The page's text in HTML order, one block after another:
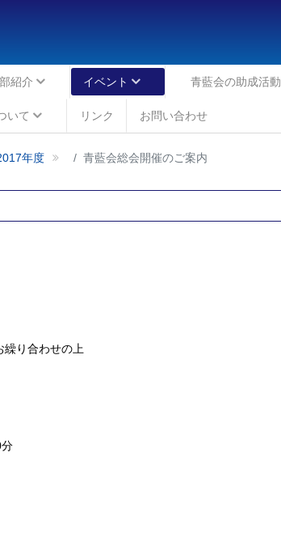
紹介 イベント 青藍会の助成活動
いて リンク お問い合わせ
年度 青藍会総会開催のご案内
り合わせの上